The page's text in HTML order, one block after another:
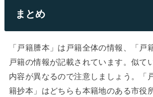
まとめ
「戸籍謄本」は戸籍全体の情報、「戸
戸籍の情報が記載されています。似て
内容が異なるので注意しましょう。「
籍抄本」はどちらも本籍地のある市役